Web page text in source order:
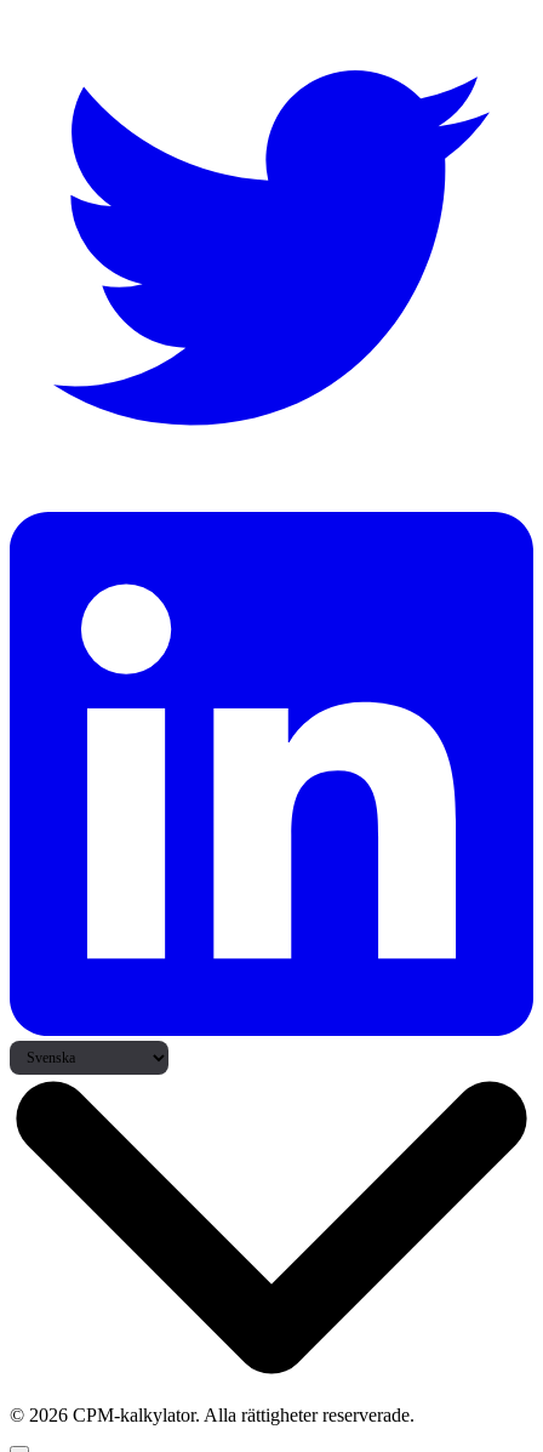
© 2026 CPM-kalkylator. Alla rättigheter reserverade.